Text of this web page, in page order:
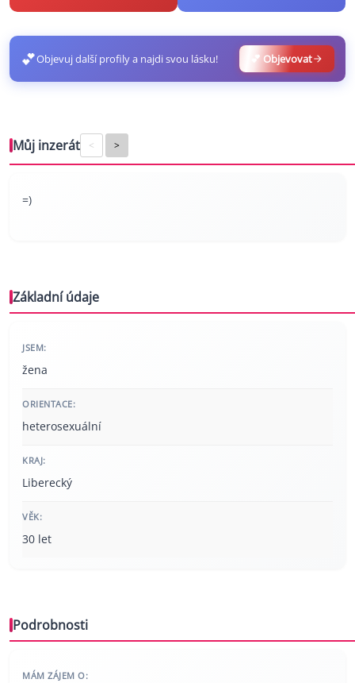
💕Objevuj další profily a najdi svou lásku! 💕 Objevovat
Můj inzerát < >
=)
Základní údaje
JSEM:
žena
ORIENTACE:
heterosexuální
KRAJ:
Liberecký
VĚK:
30 let
Podrobnosti
MÁM ZÁJEM O: